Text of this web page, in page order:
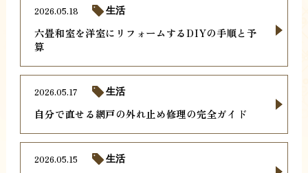
六畳和室を洋室にリフォームするDIYの手順と予
算
2026.05.18 生活
自分で直せる網戸の外れ止め修理の完全ガイド
2026.05.17 生活
2026.05.15 生活